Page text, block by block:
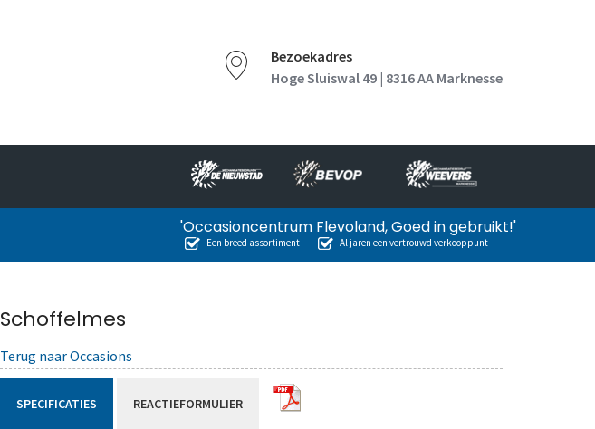
Bezoekadres
Hoge Sluiswal 49 | 8316 AA Marknesse
'Occasioncentrum Flevoland, Goed in gebruikt!'
Een breed assortiment Al jaren een vertrouwd verkooppunt
Schoffelmes
Terug naar Occasions
SPECIFICATIES REACTIEFORMULIER